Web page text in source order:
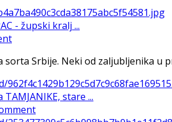
- župski kralj ...
Srbije. Neki od zaljubljenika u
stare ...